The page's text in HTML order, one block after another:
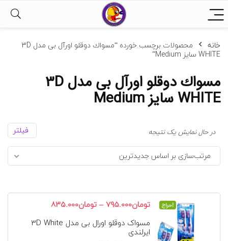
خانه محصولات برچسب خورده “مسواك دوقلو اورآل بی مدل 3D
WHITE سایز Medium”
مسواك دوقلو اورآل بی مدل 3D
WHITE سایز Medium
فیلتر در حال نمایش یک نتیجه
مرتب‌سازی بر اساس جدیدترین
حراج! تومان795.000
–تومان835.000محدوده
تومان795.000مسواک دوقلو اورال بی مدل 3D White
ایرلندی